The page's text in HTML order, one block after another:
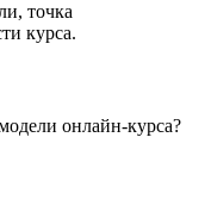
точка
курса.
онлайн-курса?